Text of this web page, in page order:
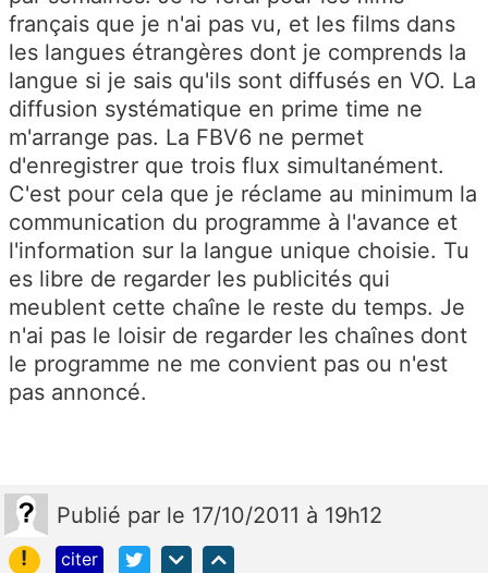
français que je n'ai pas vu, et les films dans
les langues étrangères dont je comprends la
langue si je sais qu'ils sont diffusés en VO. La
diffusion systématique en prime time ne
m'arrange pas. La FBV6 ne permet
d'enregistrer que trois flux simultanément.
C'est pour cela que je réclame au minimum la
communication du programme à l'avance et
l'information sur la langue unique choisie. Tu
es libre de regarder les publicités qui
meublent cette chaîne le reste du temps. Je
n'ai pas le loisir de regarder les chaînes dont
le programme ne me convient pas ou n'est
pas annoncé.
Publié par le 17/10/2011 à 19h12
!
citer